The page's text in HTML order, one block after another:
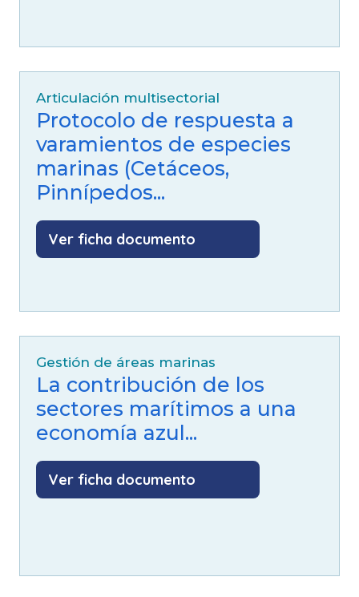
Articulación multisectorial
Protocolo de respuesta a
varamientos de especies
marinas (Cetáceos,
Pinnípedos...
Ver ficha documento
Gestión de áreas marinas
La contribución de los
sectores marítimos a una
economía azul...
Ver ficha documento